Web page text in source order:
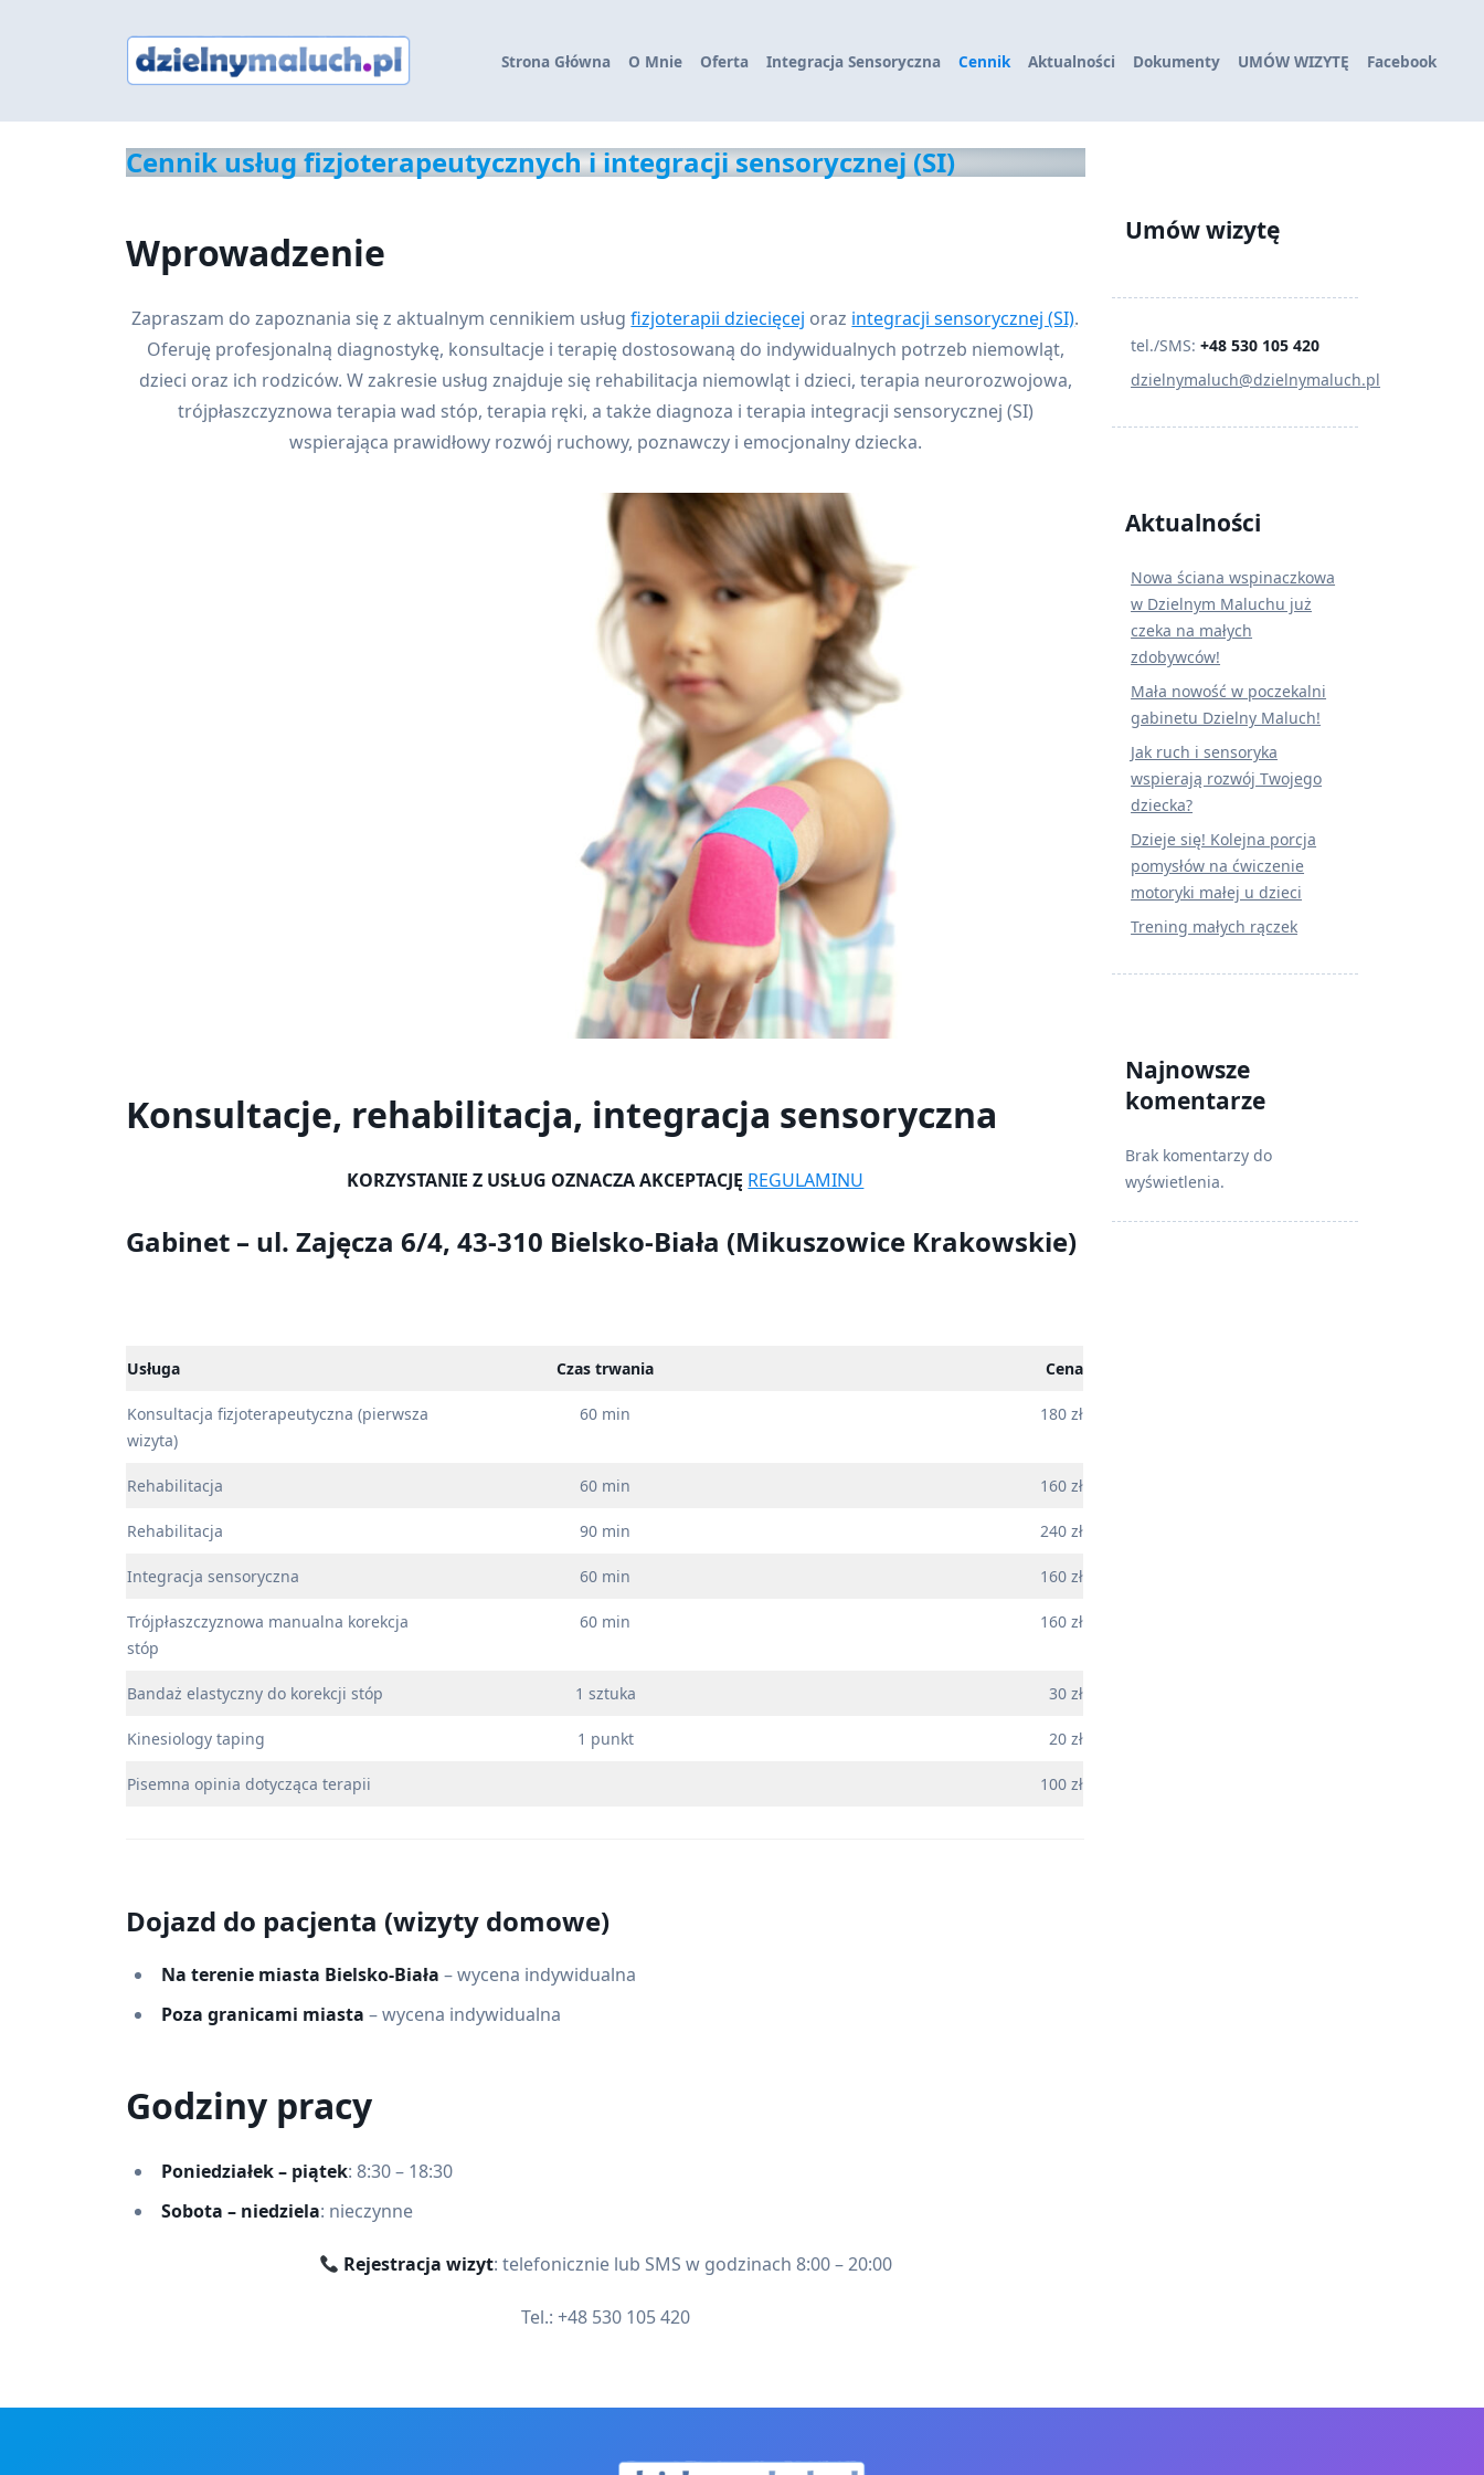
Strona Główna O Mnie Oferta Integracja Sensoryczna Cennik Aktualności Dokumenty UMÓW WIZYTĘ Facebook
Cennik usług fizjoterapeutycznych i integracji sensorycznej (SI)
Wprowadzenie
Zapraszam do zapoznania się z aktualnym cennikiem usługfizjoterapii dziecięcej oraz integracji sensorycznej (SI).
Oferuję profesjonalną diagnostykę, konsultacje i terapię dostosowaną do indywidualnych potrzeb niemowląt,
dzieci oraz ich rodziców. W zakresie usług znajduje się rehabilitacja niemowląt i dzieci, terapia neurorozwojowa,
trójpłaszczyznowa terapia wad stóp, terapia ręki, a także diagnoza i terapia integracji sensorycznej (SI)
wspierająca prawidłowy rozwój ruchowy, poznawczy i emocjonalny dziecka.
Konsultacje, rehabilitacja, integracja sensoryczna
KORZYSTANIE Z USŁUG OZNACZA AKCEPTACJĘ REGULAMINU
Gabinet – ul. Zajęcza 6/4, 43-310 Bielsko-Biała (Mikuszowice Krakowskie)
Usługa Czas trwania Cena
Konsultacja fizjoterapeutyczna (pierwsza
wizyta)
60 min 180 zł
Rehabilitacja 60 min 160 zł
Rehabilitacja 90 min 240 zł
Integracja sensoryczna 60 min 160 zł
Trójpłaszczyznowa manualna korekcja
stóp
60 min 160 zł
Bandaż elastyczny do korekcji stóp 1 sztuka 30 zł
Kinesiology taping 1 punkt 20 zł
Pisemna opinia dotycząca terapii 100 zł
Dojazd do pacjenta (wizyty domowe)
Na terenie miasta Bielsko-Biała – wycena indywidualna
Poza granicami miasta – wycena indywidualna
Godziny pracy
Poniedziałek – piątek: 8:30 – 18:30
Sobota – niedziela: nieczynne
Rejestracja wizyt: telefonicznie lub SMS w godzinach 8:00 – 20:00
Tel.: +48 530 105 420
Umów wizytę
tel./SMS:+48 530 105 420
dzielnymaluch@dzielnymaluch.pl
Aktualności
Nowa ściana wspinaczkowa
w Dzielnym Maluchu już
czeka na małych
zdobywców!
Mała nowość w poczekalni
gabinetu Dzielny Maluch!
Jak ruch i sensoryka
wspierają rozwój Twojego
dziecka?
Dzieje się! Kolejna porcja
pomysłów na ćwiczenie
motoryki małej u dzieci
Trening małych rączek
Najnowsze
komentarze
Brak komentarzy do
wyświetlenia.